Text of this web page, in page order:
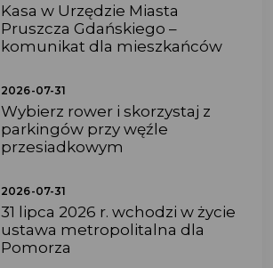
Kasa w Urzędzie Miasta
Pruszcza Gdańskiego –
komunikat dla mieszkańców
2026-07-31
Wybierz rower i skorzystaj z
parkingów przy węźle
przesiadkowym
2026-07-31
31 lipca 2026 r. wchodzi w życie
ustawa metropolitalna dla
Pomorza